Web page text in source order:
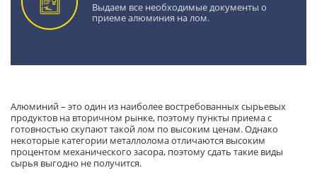
Выдаем все необходимые документы о
приеме алюминия на лом.
Алюминий – это один из наиболее востребованных сырьевых
продуктов на вторичном рынке, поэтому пункты приема с
готовностью скупают такой лом по высоким ценам. Однако
некоторые категории металлолома отличаются высоким
процентом механического засора, поэтому сдать такие виды
сырья выгодно не получится.